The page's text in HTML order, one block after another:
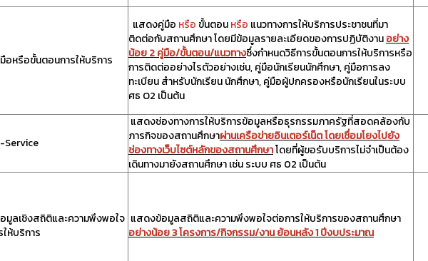
อหรือขั้นตอนการให้บริการ
แสดงคู่มือ หรือ ขั้นตอนหรือ แนวทางการให้บริการประชาชนที่มา
ติดต่อกับสถานศึกษา โดยมีข้อมูลรายละเอียดของการปฏิบัติงานอย่าง
น้อย 2 คู่มือ/ขั้นตอน/แนวทางซึ่งกำหนดวิธีการขั้นตอนการให้บริการหรือ
การติดต่ออย่างไรตัวอย่างเช่น, คู่มือนักเรียนนักศึกษา, คู่มือการลง
ทะเบียน สำหรับนักเรียน นักศึกษา, คู่มือผู้ปกครองหรือนักเรียนในระบบ
ศธ O2 เป็นต้น
Service
แสดงช่องทางการให้บริการข้อมูลหรือธุรกรรมภาครัฐที่สอดคล้องกับ
ภารกิจของสถานศึกษาผ่านเครือข่ายอินเตอร์เน็ต โดยเชื่อมโยงไปยัง
ช่องทางเว็บไซต์หลักของสถานศึกษาโดยที่ผู้ขอรับบริการไม่จำเป็นต้อง
เดินทางมายังสถานศึกษา เช่น ระบบ ศธ 02 เป็นต้น
มูลเชิงสถิติและความพึงพอใจ
ห้บริการ
แสดงข้อมูลสถิติและความพึงพอใจต่อการให้บริการของสถานศึกษา
อย่างน้อย 3 โครงการ/กิจกรรม/งาน ย้อนหลัง 1 ปีงบประมาณ